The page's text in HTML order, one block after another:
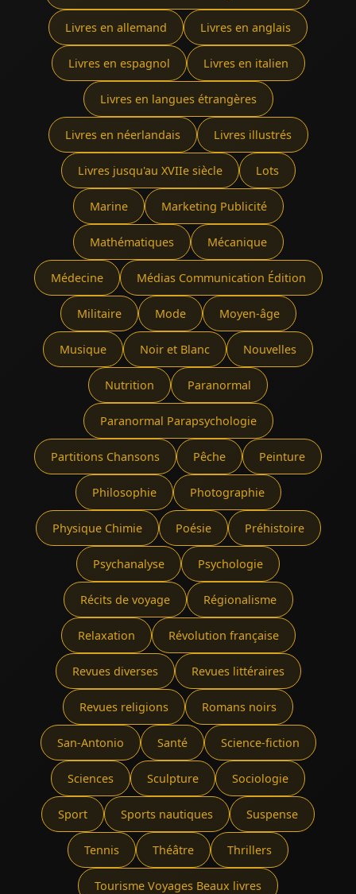
Livres en allemand Livres en anglais
Livres en espagnol Livres en italien
Livres en langues étrangères
Livres en néerlandais Livres illustrés
Livres jusqu'au XVIIe siècle Lots
Marine Marketing Publicité
Mathématiques Mécanique
Médecine Médias Communication Édition
Militaire Mode Moyen-âge
Musique Noir et Blanc Nouvelles
Nutrition Paranormal
Paranormal Parapsychologie
Partitions Chansons Pêche Peinture
Philosophie Photographie
Physique Chimie Poésie Préhistoire
Psychanalyse Psychologie
Récits de voyage Régionalisme
Relaxation Révolution française
Revues diverses Revues littéraires
Revues religions Romans noirs
San-Antonio Santé Science-fiction
Sciences Sculpture Sociologie
Sport Sports nautiques Suspense
Tennis Théâtre Thrillers
Tourisme Voyages Beaux livres